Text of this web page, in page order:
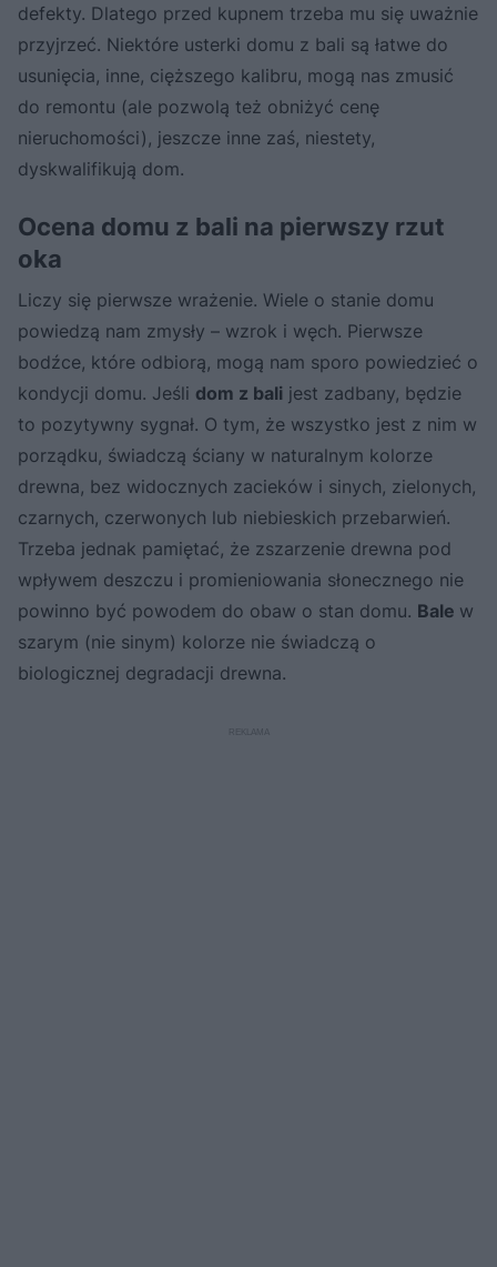
defekty. Dlatego przed kupnem trzeba mu się uważnie
przyjrzeć. Niektóre usterki domu z bali są łatwe do
usunięcia, inne, cięższego kalibru, mogą nas zmusić
do remontu (ale pozwolą też obniżyć cenę
nieruchomości), jeszcze inne zaś, niestety,
dyskwalifikują dom.
Ocena domu z bali na pierwszy rzut
oka
Liczy się pierwsze wrażenie. Wiele o stanie domu
powiedzą nam zmysły – wzrok i węch. Pierwsze
bodźce, które odbiorą, mogą nam sporo powiedzieć o
kondycji domu. Jeśli dom z bali jest zadbany, będzie
to pozytywny sygnał. O tym, że wszystko jest z nim w
porządku, świadczą ściany w naturalnym kolorze
drewna, bez widocznych zacieków i sinych, zielonych,
czarnych, czerwonych lub niebieskich przebarwień.
Trzeba jednak pamiętać, że zszarzenie drewna pod
wpływem deszczu i promieniowania słonecznego nie
powinno być powodem do obaw o stan domu. Bale w
szarym (nie sinym) kolorze nie świadczą o
biologicznej degradacji drewna.